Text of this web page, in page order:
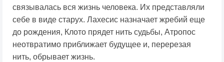
связывалась вся жизнь человека. Их представляли
себе в виде старух. Лахесис назначает жребий еще
до рождения, Клото прядет нить судьбы, Атропос
неотвратимо приближает будущее и, перерезая
нить, обрывает жизнь.